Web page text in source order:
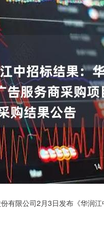
有限公司2月3日发布《华润